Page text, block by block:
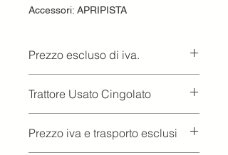
Accessori: APRIPISTA
Prezzo escluso di iva.
Trattore Usato Cingolato
Prezzo iva e trasporto esclusi